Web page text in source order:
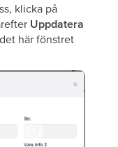
klicka på
Uppdatera
här fönstret